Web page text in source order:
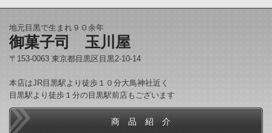
地元目黒で生まれ９０余年
御菓子司 玉川屋
〒153-0063 東京都目黒区目黒2-10-14
本店はJR目黒駅より徒歩１０分大鳥神社近く
目黒駅より徒歩１分の目黒駅前店もございます
商 品 紹 介